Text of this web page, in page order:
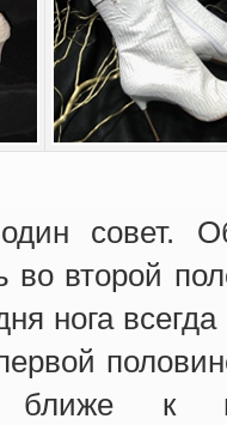
совет.
во второй
нога всегда
ближе к